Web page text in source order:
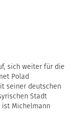
sich weiter für die
Polad
seiner deutschen
Stadt
ist Michelmann